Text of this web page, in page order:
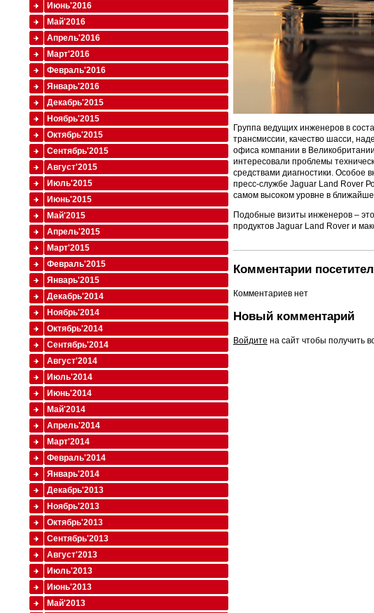
Группа ведущих инженеров в
трансмиссии, качество шасси,
офиса компании в
интересовали проблемы
средствами диагностики. Особое
пресс-службе Jaguar Land Rover
самом высоком уровне в
Подобные визиты инженеров –
продуктов Jaguar Land Rover и
Комментарии
Комментариев нет
Новый комментарий
Войдите на сайт чтобы получить
Июнь'2016
Май'2016
Апрель'2016
Март'2016
Февраль'2016
Январь'2016
Декабрь'2015
Ноябрь'2015
Октябрь'2015
Сентябрь'2015
Август'2015
Июль'2015
Июнь'2015
Май'2015
Апрель'2015
Март'2015
Февраль'2015
Январь'2015
Декабрь'2014
Ноябрь'2014
Октябрь'2014
Сентябрь'2014
Август'2014
Июль'2014
Июнь'2014
Май'2014
Апрель'2014
Март'2014
Февраль'2014
Январь'2014
Декабрь'2013
Ноябрь'2013
Октябрь'2013
Сентябрь'2013
Август'2013
Июль'2013
Июнь'2013
Май'2013